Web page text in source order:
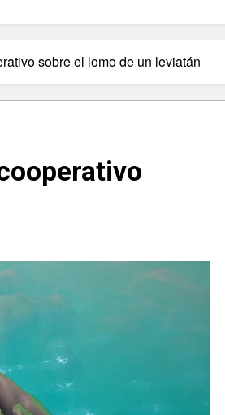
sobre el lomo de un leviatán